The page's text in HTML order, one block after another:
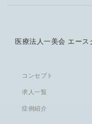
医療法人一美会 エース
コンセプト
求人一覧
症例紹介